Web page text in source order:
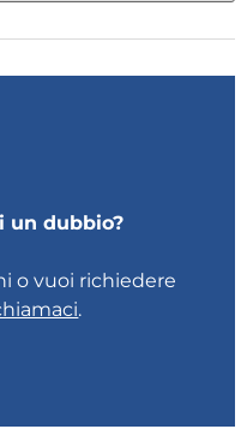
un dubbio?
o vuoi richiedere
.